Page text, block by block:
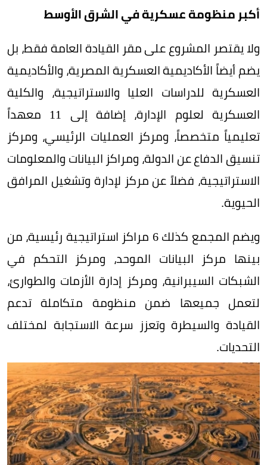
أكبر منظومة عسكرية في الشرق الأوسط
ولا يقتصر المشروع على مقر القيادة العامة فقط، بل
يضم أيضاً الأكاديمية العسكرية المصرية، والأكاديمية
العسكرية للدراسات العليا والاستراتيجية، والكلية
العسكرية لعلوم الإدارة، إضافة إلى 11 معهداً
تعليمياً متخصصاً، ومركز العمليات الرئيسي، ومركز
تنسيق الدفاع عن الدولة، ومراكز البيانات والمعلومات
الاستراتيجية، فضلاً عن مركز لإدارة وتشغيل المرافق
الحيوية.
ويضم المجمع كذلك 6 مراكز استراتيجية رئيسية، من
بينها مركز البيانات الموحد، ومركز التحكم في
الشبكات السيبرانية، ومركز إدارة الأزمات والطوارئ،
لتعمل جميعها ضمن منظومة متكاملة تدعم
القيادة والسيطرة وتعزز سرعة الاستجابة لمختلف
التحديات.